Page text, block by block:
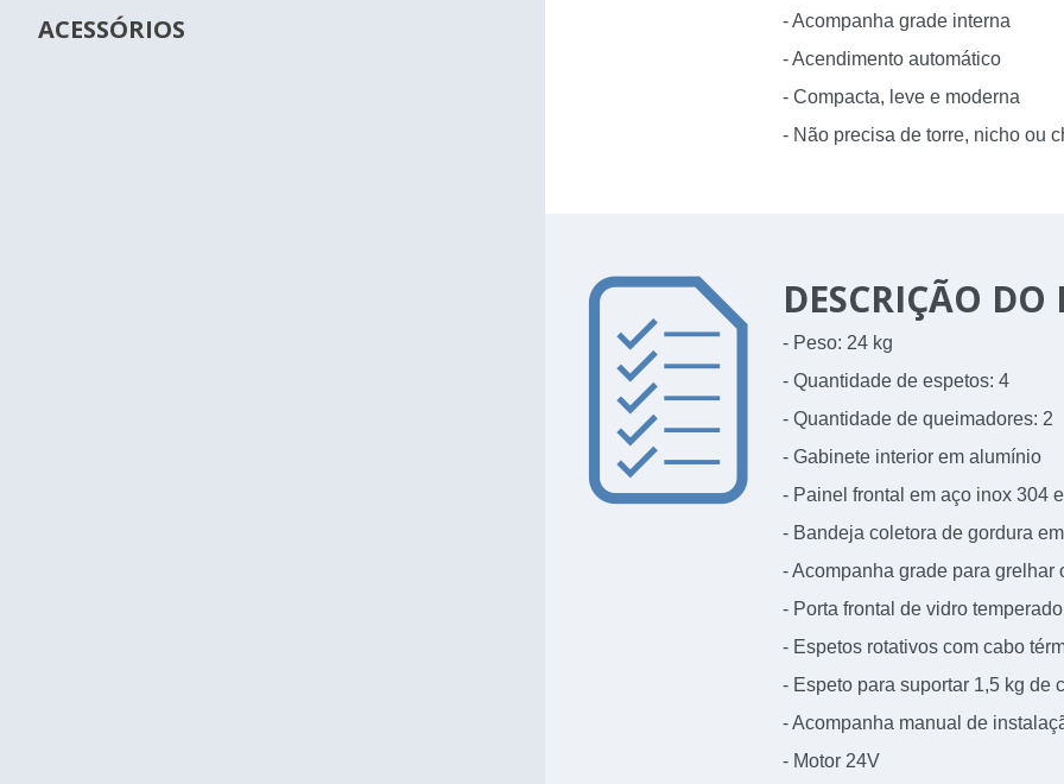
ACESSÓRIOS
- Acompanha grade interna
- Acendimento automático
- Compacta, leve e moderna
- Não precisa de torre, nicho ou
DESCRIÇÃO DO
- Peso: 24 kg
- Quantidade de espetos: 4
- Quantidade de queimadores: 2
- Gabinete interior em alumínio
- Painel frontal em aço inox 304
- Bandeja coletora de gordura
- Acompanha grade para grelhar
- Porta frontal de vidro temperado
- Espetos rotativos com cabo
- Espeto para suportar 1,5 kg de
- Acompanha manual de
- Motor 24V